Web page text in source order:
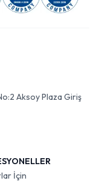
Aksoy Plaza Giriş
İçin